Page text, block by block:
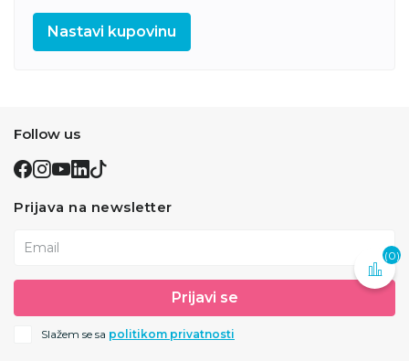
Nastavi kupovinu
(0)
Follow us
Prijava na newsletter
Email
Prijavi se
Slažem se sa politikom privatnosti